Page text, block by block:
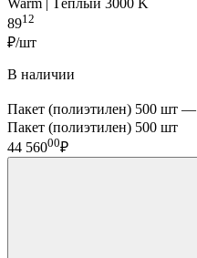
Warm | Тёплый 3000 K
8912
₽/шт
В наличии
Пакет (полиэтилен) 500 шт —
Пакет (полиэтилен) 500 шт
44 56000₽